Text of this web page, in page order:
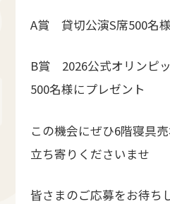
A賞 貸切公演S席500名
B賞 2026公式オリンピ
500名様にプレゼント
この機会にぜひ6階寝具
立ち寄りくださいませ
皆さまのご応募をお待ち